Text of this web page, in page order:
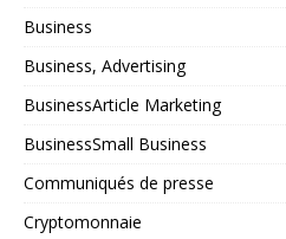
Business
Business, Advertising
BusinessArticle Marketing
BusinessSmall Business
Communiqués de presse
Cryptomonnaie